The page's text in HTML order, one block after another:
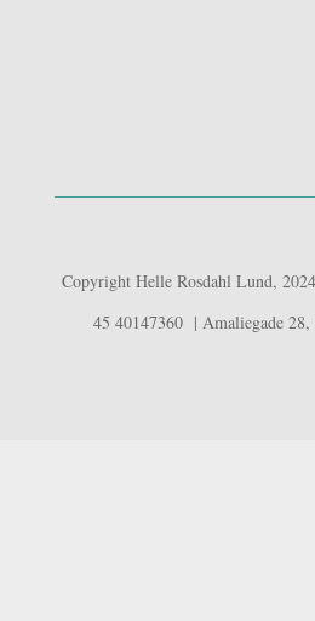
Copyright Helle Rosdahl Lund,
45 40147360 | Amaliegade